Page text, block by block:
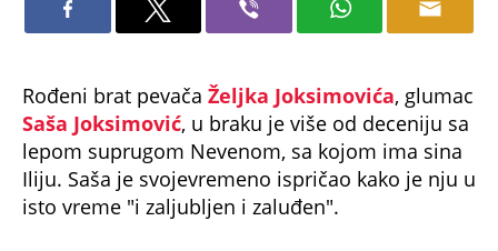
Saša Joksimović, u braku je više od deceniju sa
lepom suprugom Nevenom, sa kojom ima sina
Iliju. Saša je svojevremeno ispričao kako je nju u
isto vreme "i zaljubljen i zaluđen".